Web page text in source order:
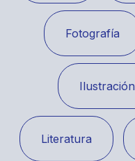
Fotografía
Ilustración
Literatura